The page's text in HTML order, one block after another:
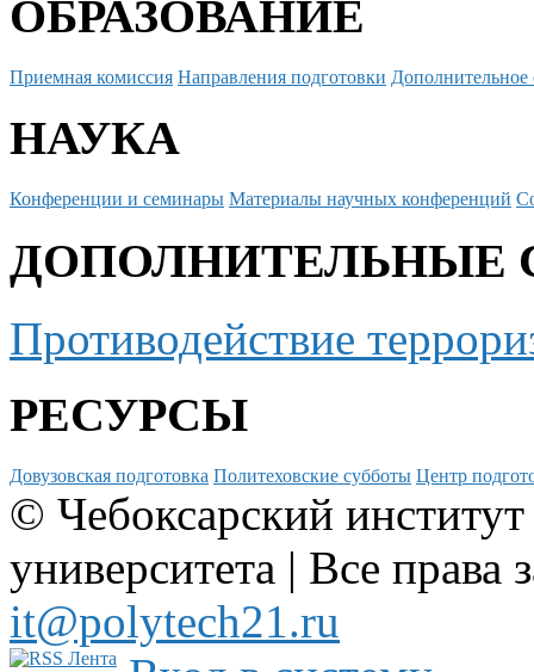
ОБРАЗОВАНИЕ
Приемная комиссия Направления подготовки Дополнительное
НАУКА
Конференции и семинары Материалы научных конференций
ДОПОЛНИТЕЛЬНЫЕ
Противодействие
РЕСУРСЫ
Довузовская подготовка Политеховские субботы Центр
© Чебоксарский
университета | Все
it@polytech21.ru